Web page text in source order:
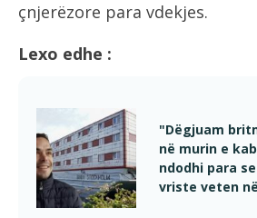
çnjerëzore para vdekjes.
Lexo edhe :
"Dëgjuam
në murin e
ndodhi para
vriste veten